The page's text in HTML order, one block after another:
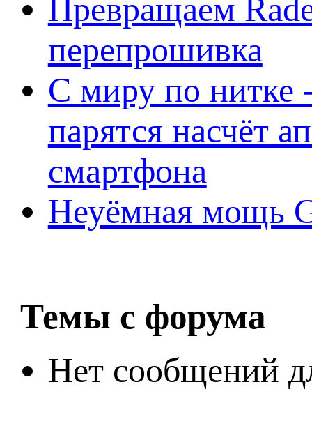
Превращаем
перепрошивка
С миру по нитке
парятся насчёт
смартфона
Неуёмная мощь
Темы с форума
Нет сообщений